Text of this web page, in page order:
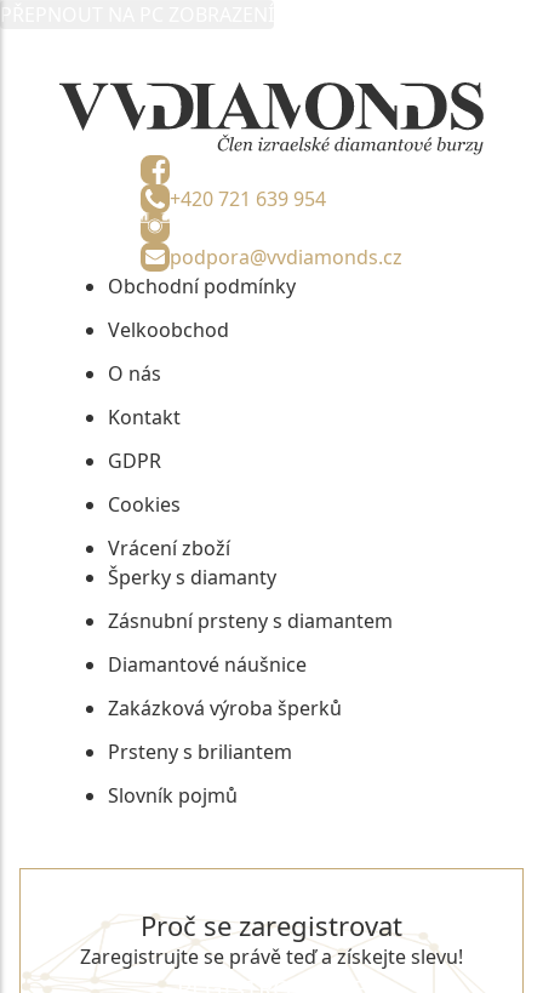
+420 721 639 954
podpora@vvdiamonds.cz
Obchodní podmínky
Velkoobchod
O nás
Kontakt
GDPR
Cookies
Vrácení zboží
Šperky s diamanty
Zásnubní prsteny s diamantem
Diamantové náušnice
Zakázková výroba šperků
Prsteny s briliantem
Slovník pojmů
Proč se zaregistrovat
Zaregistrujte se právě teď a získejte slevu!